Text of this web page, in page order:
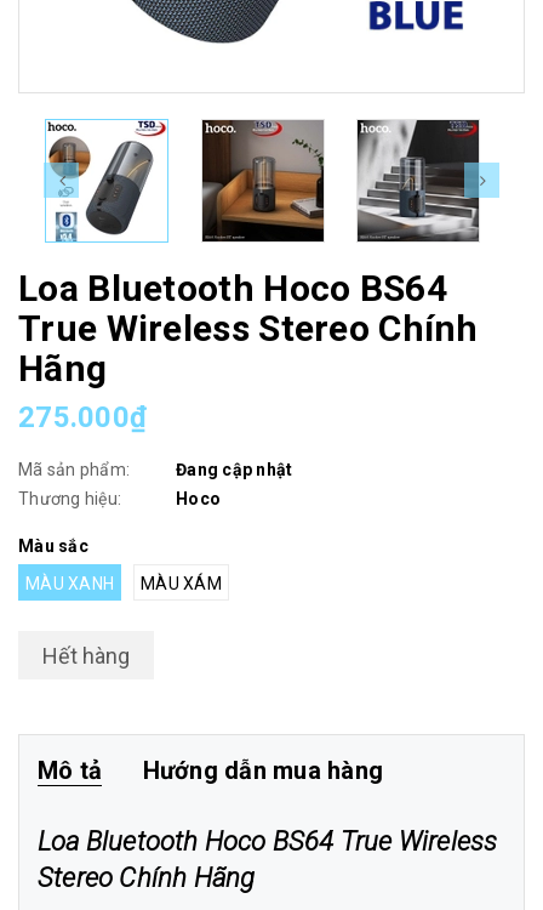
Loa Bluetooth Hoco BS64
True Wireless Stereo Chính
Hãng
275.000₫
Mã sản phẩm:
Đang cập nhật
Thương hiệu:
Hoco
Màu sắc
MÀU XANH
MÀU XÁM
Hết hàng
Mô tả Hướng dẫn mua hàng
Loa Bluetooth Hoco BS64 True Wireless
Stereo Chính Hãng